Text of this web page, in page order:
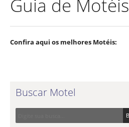
Guia de Motéis
Confira aqui os melhores Motéis:
Buscar Motel